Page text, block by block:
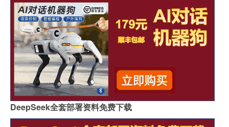
DeepSeek全套部署资料免费下载